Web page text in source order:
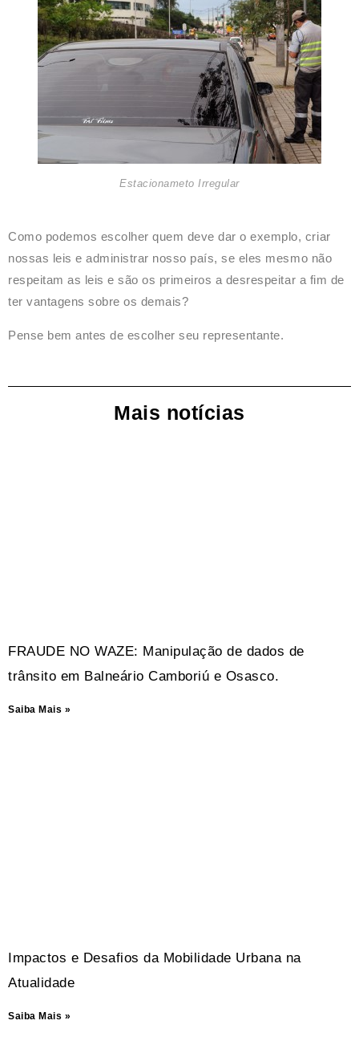
Estacionameto Irregular
Como podemos escolher quem deve dar o exemplo, criar
nossas leis e administrar nosso país, se eles mesmo não
respeitam as leis e são os primeiros a desrespeitar a fim de
ter vantagens sobre os demais?
Pense bem antes de escolher seu representante.
Mais notícias
FRAUDE NO WAZE: Manipulação de dados de
trânsito em Balneário Camboriú e Osasco.
Saiba Mais »
Impactos e Desafios da Mobilidade Urbana na
Atualidade
Saiba Mais »